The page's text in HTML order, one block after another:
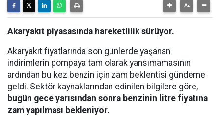
Akaryakıt piyasasında hareketlilik sürüyor.
Akaryakıt fiyatlarında son günlerde yaşanan
indirimlerin pompaya tam olarak yansımamasının
ardından bu kez benzin için zam beklentisi gündeme
geldi. Sektör kaynaklarından edinilen bilgilere göre,
bugün gece yarısından sonra benzinin litre fiyatına
zam yapılması bekleniyor.